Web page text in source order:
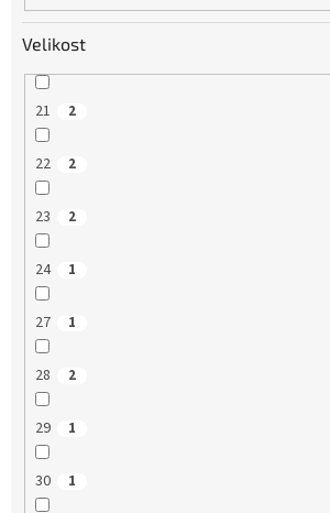
Velikost
21 2
22 2
23 2
24 1
27 1
28 2
29 1
30 1